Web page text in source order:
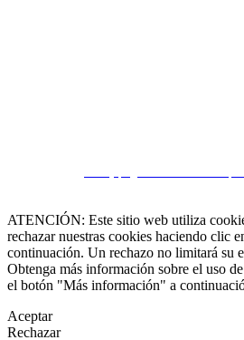
ATENCIÓN: Este sitio web utiliza
rechazar nuestras cookies haciendo clic
continuación. Un rechazo no limitará su
Obtenga más información sobre el uso
el botón "Más información" a
Aceptar
Rechazar